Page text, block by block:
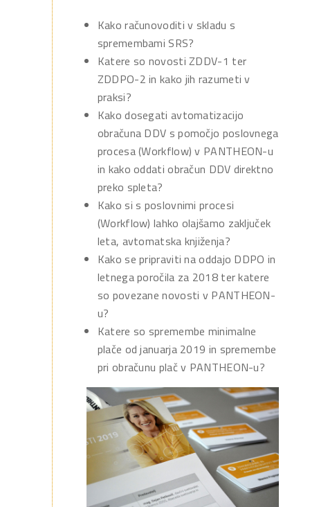
Kako računovoditi v skladu s
spremembami SRS?
Katere so novosti ZDDV-1 ter
ZDDPO-2 in kako jih razumeti v
praksi?
Kako dosegati avtomatizacijo
obračuna DDV s pomočjo poslovnega
procesa (Workflow) v PANTHEON-u
in kako oddati obračun DDV direktno
preko spleta?
Kako si s poslovnimi procesi
(Workflow) lahko olajšamo zaključek
leta, avtomatska knjiženja?
Kako se pripraviti na oddajo DDPO in
letnega poročila za 2018 ter katere
so povezane novosti v PANTHEON-
u?
Katere so spremembe minimalne
plače od januarja 2019 in spremembe
pri obračunu plač v PANTHEON-u?